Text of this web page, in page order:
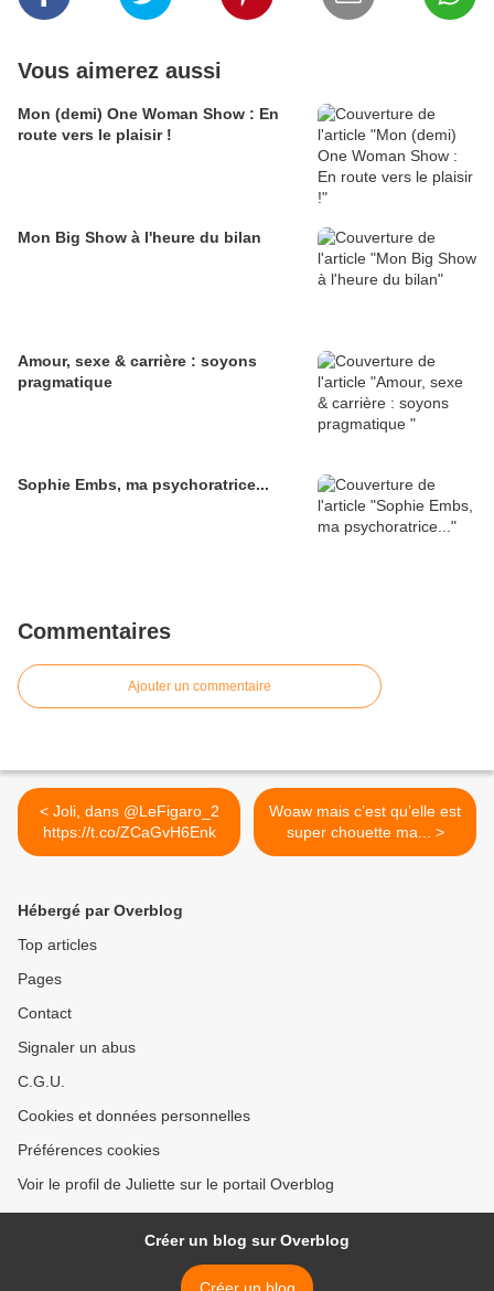
Vous aimerez aussi
Mon (demi) One Woman Show : En
route vers le plaisir !
Mon Big Show à l'heure du bilan
Amour, sexe & carrière : soyons
pragmatique
Sophie Embs, ma psychoratrice...
Commentaires
Ajouter un commentaire
< Joli, dans @LeFigaro_2
https://t.co/ZCaGvH6Enk
Woaw mais c’est qu’elle est
super chouette ma... >
Hébergé par Overblog
Top articles
Pages
Contact
Signaler un abus
C.G.U.
Cookies et données personnelles
Préférences cookies
Voir le profil de Juliette sur le portail Overblog
Créer un blog sur Overblog